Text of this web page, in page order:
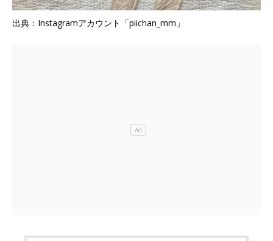
出典：Instagramアカウント「piichan_mm」